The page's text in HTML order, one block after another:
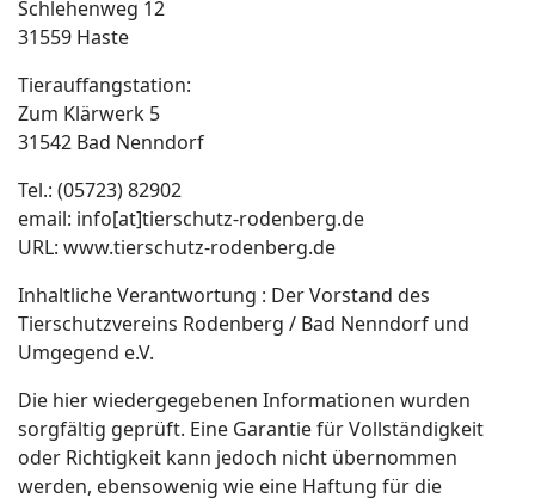
Schlehenweg 12
31559 Haste
Tierauffangstation:
Zum Klärwerk 5
31542 Bad Nenndorf
Tel.: (05723) 82902
email: info[at]tierschutz-rodenberg.de
URL: www.tierschutz-rodenberg.de
Inhaltliche Verantwortung : Der Vorstand des
Tierschutzvereins Rodenberg / Bad Nenndorf und
Umgegend e.V.
Die hier wiedergegebenen Informationen wurden
sorgfältig geprüft. Eine Garantie für Vollständigkeit
oder Richtigkeit kann jedoch nicht übernommen
werden, ebensowenig wie eine Haftung für die